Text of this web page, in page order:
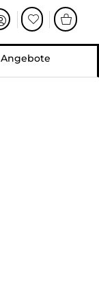
Angebote